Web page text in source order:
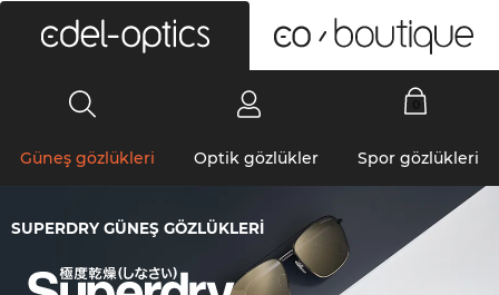
Güneş gözlükleri Optik gözlükler Spor gözlükleri
SUPERDRY GÜNEŞ GÖZLÜKLERI